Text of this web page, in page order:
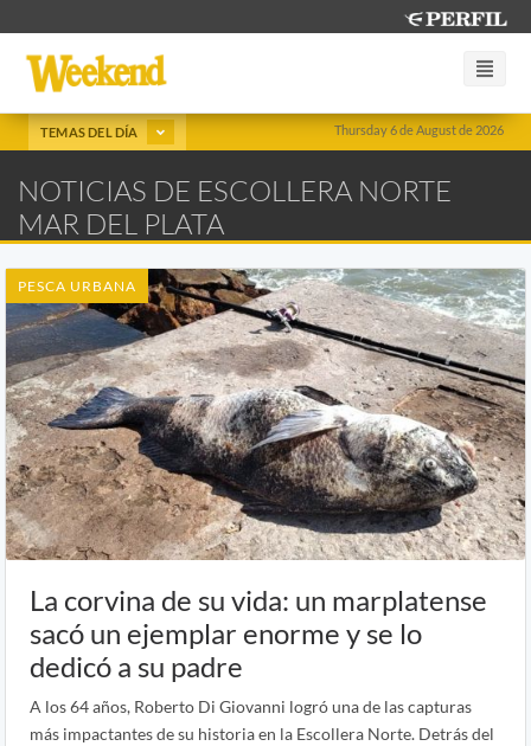
Thursday 6 de August de 2026
TEMAS DEL DÍA
NOTICIAS DE ESCOLLERA NORTE
MAR DEL PLATA
PESCA URBANA
La corvina de su vida: un marplatense
sacó un ejemplar enorme y se lo
dedicó a su padre
A los 64 años, Roberto Di Giovanni logró una de las capturas
más impactantes de su historia en la Escollera Norte. Detrás del